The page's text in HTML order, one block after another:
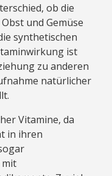
ob die
und Gemüse
synthetischen
ist
zu anderen
natürlicher
Vitamine, da
in ihren
mit